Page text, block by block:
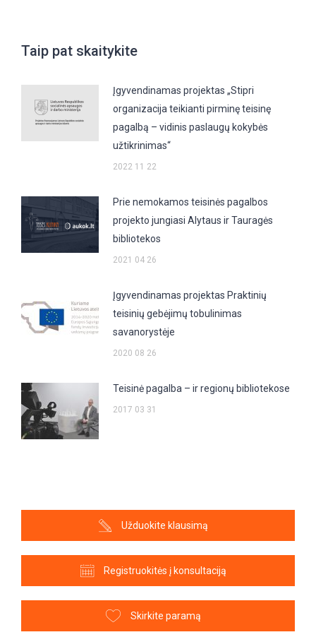
Taip pat skaitykite
Įgyvendinamas projektas „Stipri
organizacija teikianti pirminę teisinę
pagalbą – vidinis paslaugų kokybės
užtikrinimas“
2022 11 22
Prie nemokamos teisinės pagalbos
projekto jungiasi Alytaus ir Tauragės
bibliotekos
2021 04 26
Įgyvendinamas projektas Praktinių
teisinių gebėjimų tobulinimas
savanorystėje
2020 08 26
Teisinė pagalba – ir regionų bibliotekose
2017 03 31
Užduokite klausimą
Registruokitės į konsultaciją
Skirkite paramą